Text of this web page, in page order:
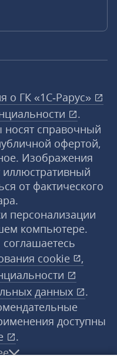
ГК «1С‑Рарус»
.
носят справочный
офертой,
Изображения
иллюстративный
от фактического
персонализации
компьютере.
cookie
,
данных
.
доступны
.